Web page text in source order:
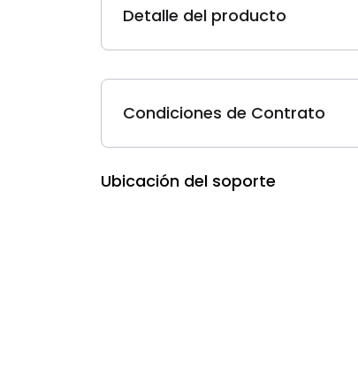
Detalle del producto
Condiciones de Contrato
Ubicación del soporte